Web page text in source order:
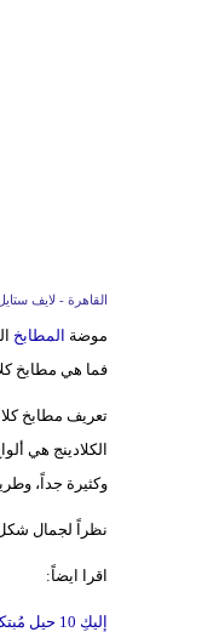
القاهرة - لايف
موضة المطابخ
فما هي مطابخ
تعريف مطابخ
الكلادينج هي
وكثيرة جداً،
نظراً لجمال
اقرا ايضاً:
إليكِ 10 حيل مُبتكرة لديكور المطابخ الصغيرة